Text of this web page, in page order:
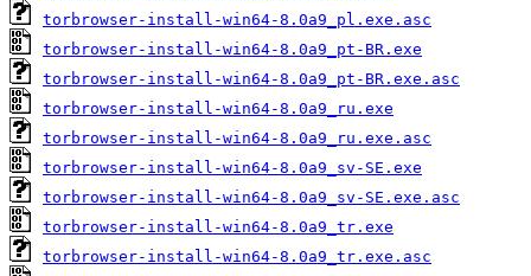
torbrowser-install-win64-8.0a9_pl.exe.asc
torbrowser-install-win64-8.0a9_pt-BR.exe
torbrowser-install-win64-8.0a9_pt-BR.exe.asc
torbrowser-install-win64-8.0a9_ru.exe
torbrowser-install-win64-8.0a9_ru.exe.asc
torbrowser-install-win64-8.0a9_sv-SE.exe
torbrowser-install-win64-8.0a9_sv-SE.exe.asc
torbrowser-install-win64-8.0a9_tr.exe
torbrowser-install-win64-8.0a9_tr.exe.asc